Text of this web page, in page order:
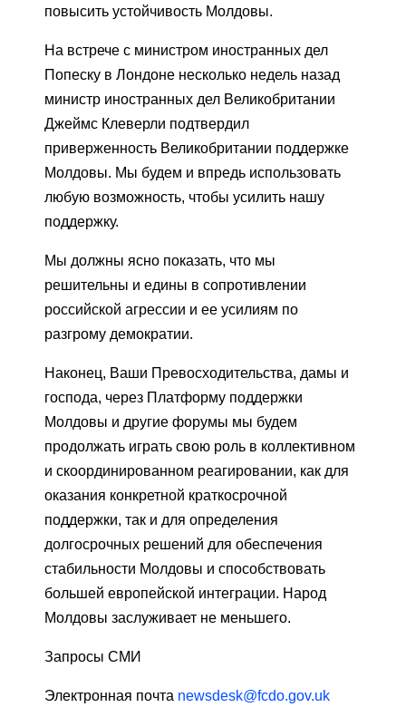
повысить устойчивость Молдовы.
На встрече с министром иностранных дел
Попеску в Лондоне несколько недель назад
министр иностранных дел Великобритании
Джеймс Клеверли подтвердил
приверженность Великобритании поддержке
Молдовы. Мы будем и впредь использовать
любую возможность, чтобы усилить нашу
поддержку.
Мы должны ясно показать, что мы
решительны и едины в сопротивлении
российской агрессии и ее усилиям по
разгрому демократии.
Наконец, Ваши Превосходительства, дамы и
господа, через Платформу поддержки
Молдовы и другие форумы мы будем
продолжать играть свою роль в коллективном
и скоординированном реагировании, как для
оказания конкретной краткосрочной
поддержки, так и для определения
долгосрочных решений для обеспечения
стабильности Молдовы и способствовать
большей европейской интеграции. Народ
Молдовы заслуживает не меньшего.
Запросы СМИ
Электронная почта newsdesk@fcdo.gov.uk